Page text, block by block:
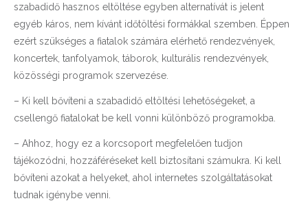
szabadidő hasznos eltöltése egyben alternatívát is jelent
egyéb káros, nem kívánt időtöltési formákkal szemben. Éppen
ezért szükséges a fiatalok számára elérhető rendezvények,
koncertek, tanfolyamok, táborok, kulturális rendezvények,
közösségi programok szervezése.
– Ki kell bővíteni a szabadidő eltöltési lehetőségeket, a
csellengő fiatalokat be kell vonni különböző programokba.
– Ahhoz, hogy ez a korcsoport megfelelően tudjon
tájékozódni, hozzáféréseket kell biztosítani számukra. Ki kell
bővíteni azokat a helyeket, ahol internetes szolgáltatásokat
tudnak igénybe venni.